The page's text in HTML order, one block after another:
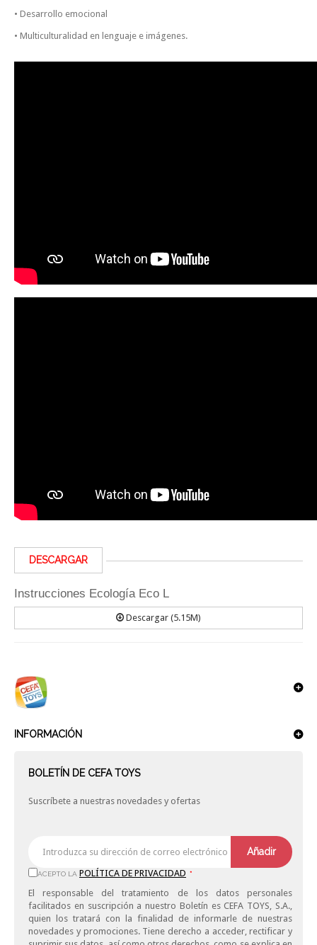
• Desarrollo emocional
• Multiculturalidad en lenguaje e imágenes.
DESCARGAR
Instrucciones Ecología Eco L
Descargar (5.15M)
INFORMACIÓN
BOLETÍN DE CEFA TOYS
Suscríbete a nuestras novedades y ofertas
Añadir
ACEPTO LA POLÍTICA DE PRIVACIDAD *
El responsable del tratamiento de los datos personales
facilitados en suscripción a nuestro Boletín es CEFA TOYS, S.A.,
quien los tratará con la finalidad de informarle de nuestras
novedades y promociones. Tiene derecho a acceder, rectificar y